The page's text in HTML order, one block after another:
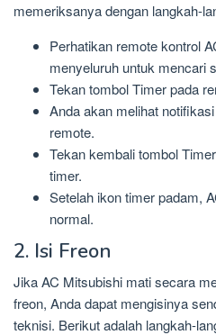
memeriksanya dengan langkah-
Perhatikan remote kontrol
menyeluruh untuk mencari
Tekan tombol Timer pada
Anda akan melihat
remote.
Tekan kembali tombol
timer.
Setelah ikon timer padam,
normal.
2. Isi Freon
Jika AC Mitsubishi mati secara
freon, Anda dapat mengisinya
teknisi. Berikut adalah langkah-